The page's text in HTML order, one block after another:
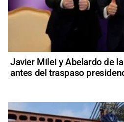
Javier Milei y Abelardo de
antes del traspaso